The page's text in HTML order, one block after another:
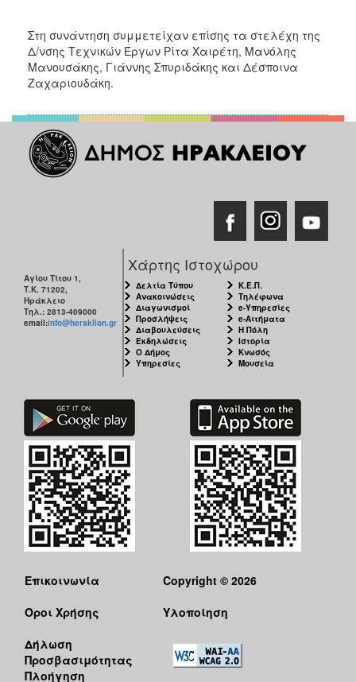
Στη συνάντηση συμμετείχαν επίσης τα στελέχη της
Δ/νσης Τεχνικών Έργων Ρίτα Χαιρέτη, Μανόλης
Μανουσάκης, Γιάννης Σπυριδάκης και Δέσποινα
Ζαχαριουδάκη.
Αγίου Τίτου 1,
Τ.Κ. 71202,
Ηράκλειο
Τηλ.: 2813-409000
email:info@heraklion.gr
Χάρτης Ιστοχώρου
Δελτία Τύπου
Ανακοινώσεις
Διαγωνισμοί
Προσλήψεις
Διαβουλεύσεις
Εκδηλώσεις
Ο Δήμος
Υπηρεσίες
Κ.Ε.Π.
Τηλέφωνα
e-Υπηρεσίες
e-Αιτήματα
Η Πόλη
Ιστορία
Κνωσός
Μουσεία
Επικοινωνία
Όροι Χρήσης
Δήλωση
Προσβασιμότητας
Πλοήγηση
Copyright © 2026
Υλοποίηση